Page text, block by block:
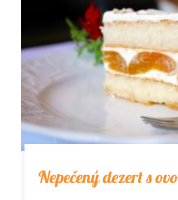
Nepečený dezert s